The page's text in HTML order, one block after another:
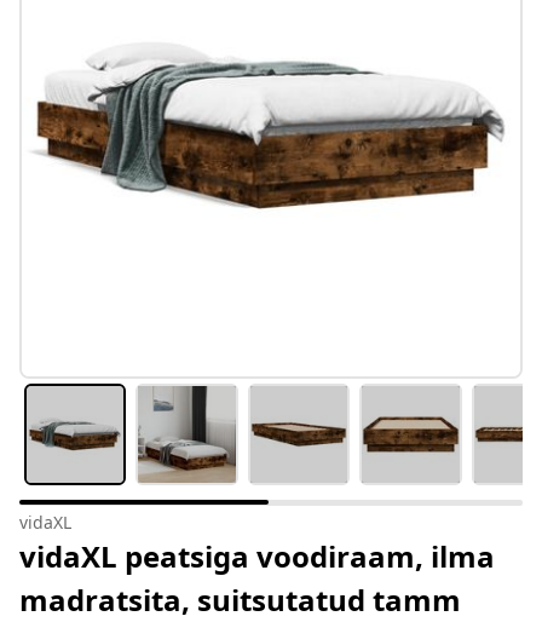
#sharemevidaxl
vidaXL
vidaXL peatsiga voodiraam, ilma
madratsita, suitsutatud tamm